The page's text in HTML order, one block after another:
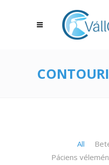
All
Páciens